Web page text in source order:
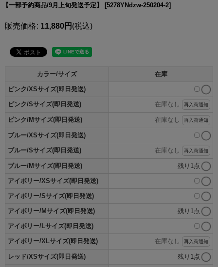
【一部予約商品/9月上旬発送予定】
[5278YNdzw-250204-2]
販売価格: 11,880円 (税込)
カラー/サイズ 在庫
ピンク/XSサイズ(即日発送) 〇
ピンク/Sサイズ(即日発送) 在庫なし 再入荷通知
ピンク/Mサイズ(即日発送) 在庫なし 再入荷通知
ブルー/XSサイズ(即日発送) 〇
ブルー/Sサイズ(即日発送) 在庫なし 再入荷通知
ブルー/Mサイズ(即日発送) 残り1点
アイボリー/XSサイズ(即日発送) 〇
アイボリー/Sサイズ(即日発送) 〇
アイボリー/Mサイズ(即日発送) 残り1点
アイボリー/Lサイズ(即日発送) 〇
アイボリー/XLサイズ(即日発送) 在庫なし 再入荷通知
レッド/XSサイズ(即日発送) 残り1点